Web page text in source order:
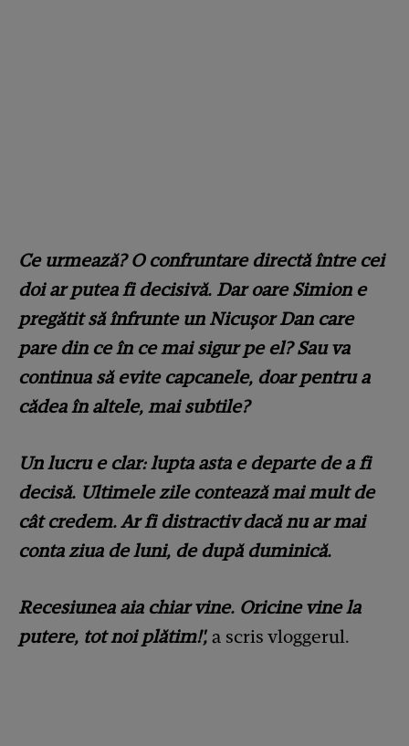
Ce urmează? O confruntare directă între cei
doi ar putea fi decisivă. Dar oare Simion e
pregătit să înfrunte un Nicușor Dan care
pare din ce în ce mai sigur pe el? Sau va
continua să evite capcanele, doar pentru a
cădea în altele, mai subtile?
Un lucru e clar: lupta asta e departe de a fi
decisă. Ultimele zile contează mai mult de
cât credem. Ar fi distractiv dacă nu ar mai
conta ziua de luni, de după duminică.
Recesiunea aia chiar vine. Oricine vine la
putere, tot noi plătim!', a scris vloggerul.